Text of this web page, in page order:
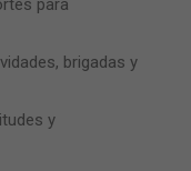
para
brigadas y
y